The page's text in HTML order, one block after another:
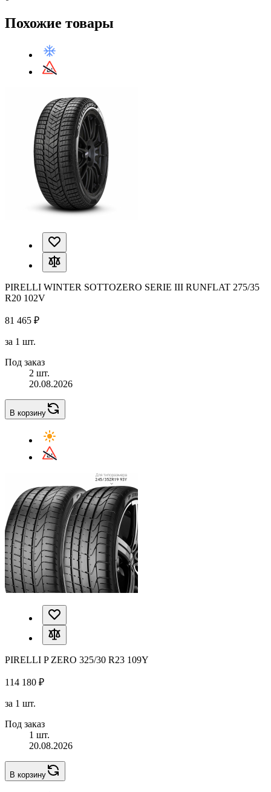
Похожие товары
PIRELLI WINTER SOTTOZERO SERIE III RUNFLAT 275/35
R20 102V
81 465 ₽
за 1 шт.
Под заказ
2 шт.
20.08.2026
В корзину
PIRELLI P ZERO 325/30 R23 109Y
114 180 ₽
за 1 шт.
Под заказ
1 шт.
20.08.2026
В корзину